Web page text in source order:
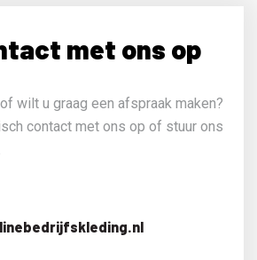
met ons op
wilt u graag een afspraak maken?
contact met ons op of stuur ons